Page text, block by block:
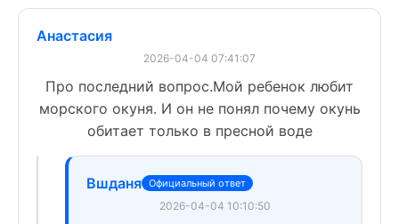
Анастасия
2026-04-04 07:41:07
Про последний вопрос.Мой ребенок любит
морского окуня. И он не понял почему окунь
обитает только в пресной воде
Вшданя Официальный ответ
2026-04-04 10:10:50